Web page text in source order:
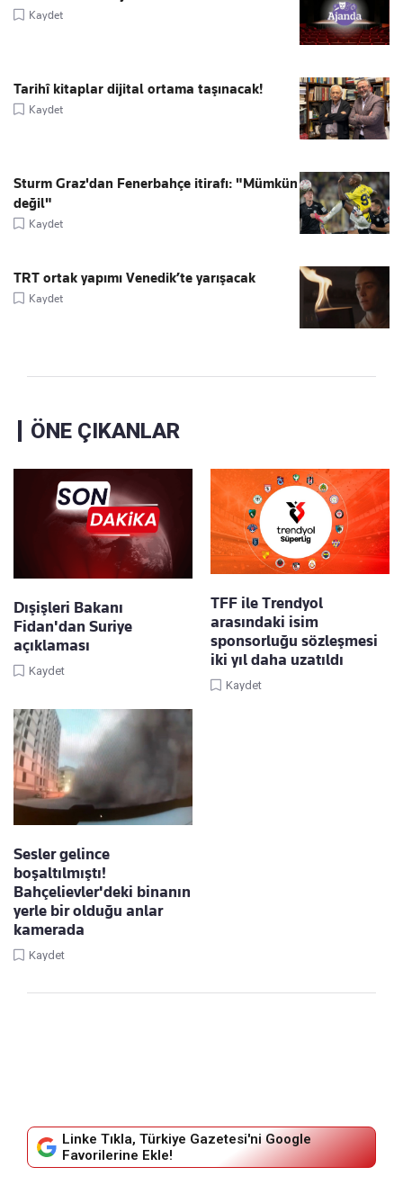
Kaydet
Tarihî kitaplar dijital ortama taşınacak!
Kaydet
Sturm Graz'dan Fenerbahçe itirafı: "Mümkün
değil"
Kaydet
TRT ortak yapımı Venedik’te yarışacak
Kaydet
ÖNE ÇIKANLAR
Dışişleri Bakanı
Fidan'dan Suriye
açıklaması
Kaydet
TFF ile Trendyol
arasındaki isim
sponsorluğu sözleşmesi
iki yıl daha uzatıldı
Kaydet
Sesler gelince
boşaltılmıştı!
Bahçelievler'deki binanın
yerle bir olduğu anlar
kamerada
Kaydet
Linke Tıkla, Türkiye Gazetesi'ni Google
Favorilerine Ekle!